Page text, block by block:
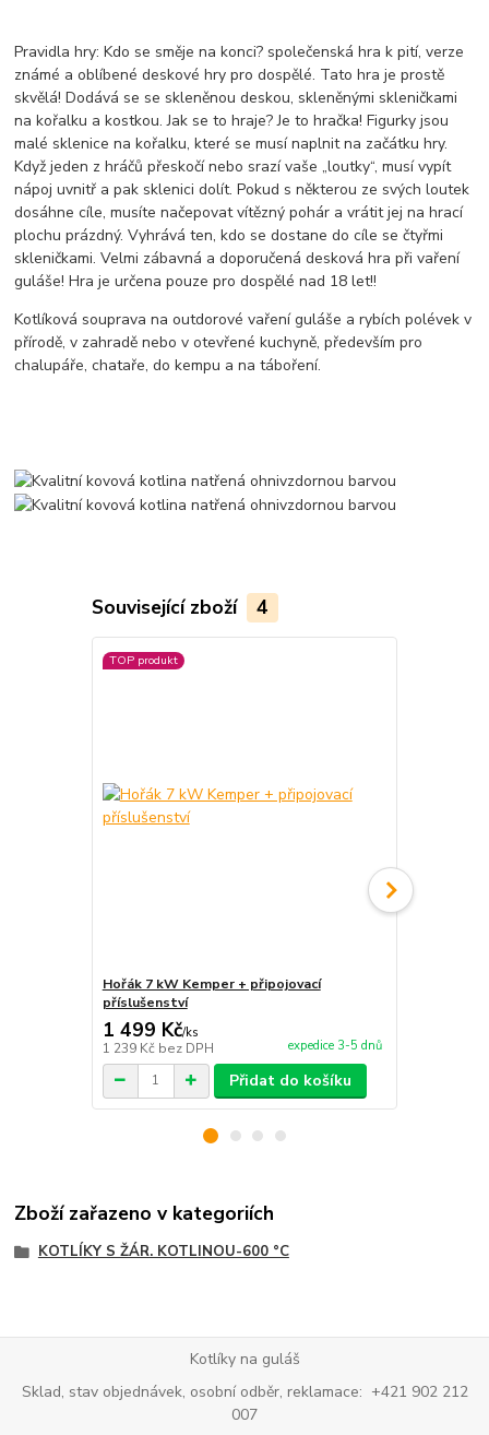
Pravidla hry: Kdo se směje na konci? společenská hra k pití, verze
známé a oblíbené deskové hry pro dospělé. Tato hra je prostě
skvělá! Dodává se se skleněnou deskou, skleněnými skleničkami
na kořalku a kostkou. Jak se to hraje? Je to hračka! Figurky jsou
malé sklenice na kořalku, které se musí naplnit na začátku hry.
Když jeden z hráčů přeskočí nebo srazí vaše „loutky“, musí vypít
nápoj uvnitř a pak sklenici dolít. Pokud s některou ze svých loutek
dosáhne cíle, musíte načepovat vítězný pohár a vrátit jej na hrací
plochu prázdný. Vyhrává ten, kdo se dostane do cíle se čtyřmi
skleničkami. Velmi zábavná a doporučená desková hra při vaření
guláše! Hra je určena pouze pro dospělé nad 18 let!!
Kotlíková souprava na outdorové vaření guláše a rybích polévek v
přírodě, v zahradě nebo v otevřené kuchyně, především pro
chalupáře, chataře, do kempu a na táboření.
Související zboží 4
TOP produkt
Hořák 7 kW Kemper + připojovací
příslušenství
1 499 Kč/ks
1 239 Kč bez DPH expedice 3-5 dnů
Přidat do košíku
Zboží zařazeno v kategoriích
KOTLÍKY S ŽÁR. KOTLINOU-600 °C
Kotlíky na guláš
Sklad, stav objednávek, osobní odběr, reklamace: +421 902 212
007